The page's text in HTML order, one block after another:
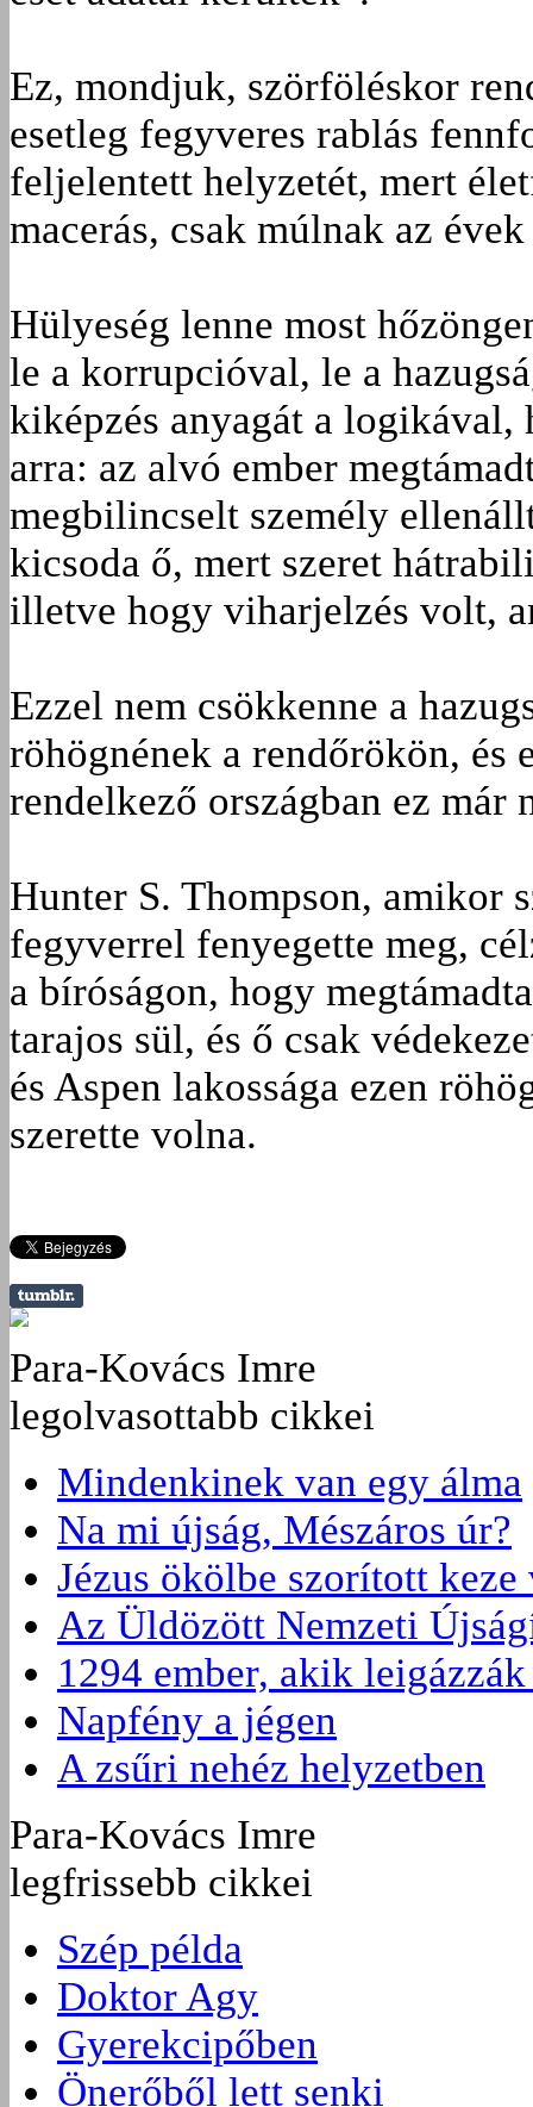
Ez, mondjuk, szörföléskor
esetleg fegyveres rablás
feljelentett helyzetét, mert
macerás, csak múlnak az
Hülyeség lenne most
le a korrupcióval, le a
kiképzés anyagát a
arra: az alvó ember
megbilincselt személy
kicsoda ő, mert szeret
illetve hogy viharjelzés volt,
Ezzel nem csökkenne a
röhögnének a rendőrökön,
rendelkező országban ez már
Hunter S. Thompson, amikor
fegyverrel fenyegette meg,
a bíróságon, hogy
tarajos sül, és ő csak
és Aspen lakossága ezen
szerette volna.
Para-Kovács Imre
legolvasottabb cikkei
Mindenkinek van egy álma
Na mi újság, Mészáros úr?
Jézus ökölbe szorított keze
Az Üldözött Nemzeti
1294 ember, akik
Napfény a jégen
A zsűri nehéz helyzetben
Para-Kovács Imre
legfrissebb cikkei
Szép példa
Doktor Agy
Gyerekcipőben
Önerőből lett senki